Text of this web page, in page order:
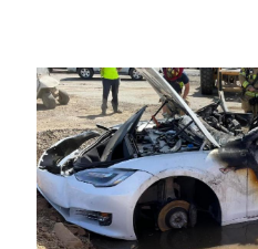
Image